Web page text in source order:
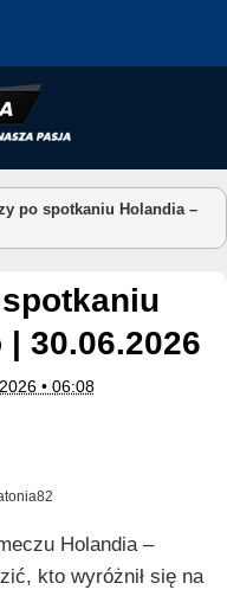
po spotkaniu Holandia –
30.06.2026
• 06:08
Holandia –
kto wyróżnił się na